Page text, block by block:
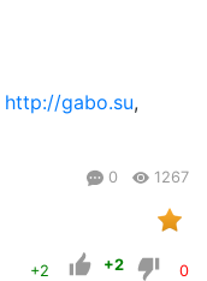
http://gabo.su,
0 1267
+2 +2 0